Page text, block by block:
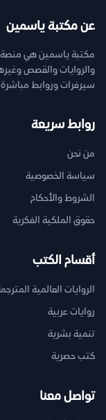
عن مكتبة ياسمين
مكتبة ياسمين هي منصة
سيرفرات وروابط مباشرة
روابط سريعة
من نحن
سياسة الخصوصية
الشروط والأحكام
حقوق الملكية الفكرية
أقسام الكتب
الروايات العالمية
روايات عربية
تنمية بشرية
كتب حصرية
تواصل معنا